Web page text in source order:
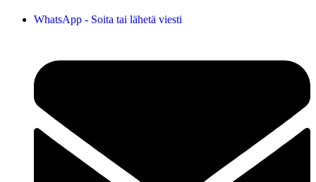
WhatsApp - Soita tai lähetä viesti